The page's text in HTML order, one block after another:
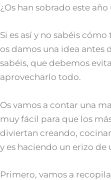
¿Os han sobrado este
Si es así y no sabéis
os damos una idea antes
sabéis, que debemos
aprovecharlo todo.
Os vamos a contar una
muy fácil para que los
diviertan creando,
y es haciendo un erizo de
Primero, vamos a